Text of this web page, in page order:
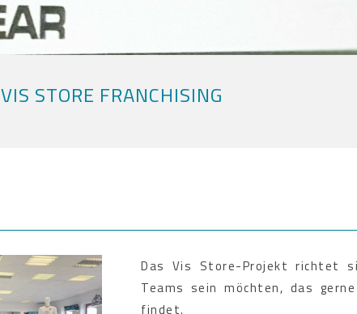
VIS STORE FRANCHISING
Das Vis Store-Projekt richtet
Teams sein möchten, das
findet.